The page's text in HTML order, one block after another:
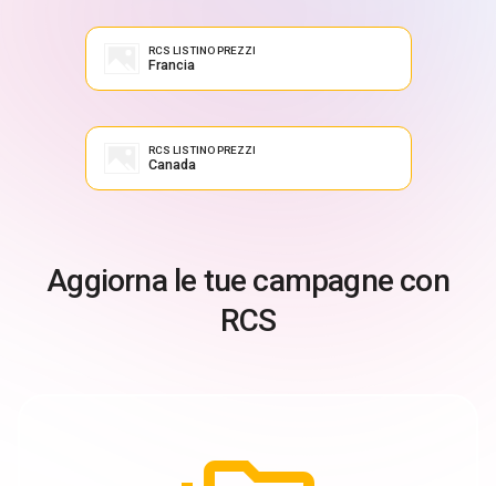
RCS LISTINO PREZZI
Francia
RCS LISTINO PREZZI
Canada
Aggiorna le tue campagne con
RCS